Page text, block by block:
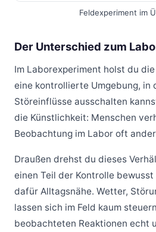
Feldexperiment im
Der Unterschied zum
Im Laborexperiment holst du
eine kontrollierte Umgebung, in
Störeinflüsse ausschalten
die Künstlichkeit: Menschen
Beobachtung im Labor oft
Draußen drehst du dieses
einen Teil der Kontrolle
dafür Alltagsnähe. Wetter,
lassen sich im Feld kaum
beobachteten Reaktionen echt